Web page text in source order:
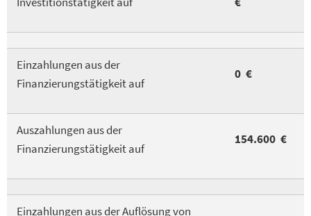
Einzahlungen aus der
Finanzierungstätigkeit auf
0 €
Auszahlungen aus der
Finanzierungstätigkeit auf
154.600 €
Einzahlungen aus der Auflösung von